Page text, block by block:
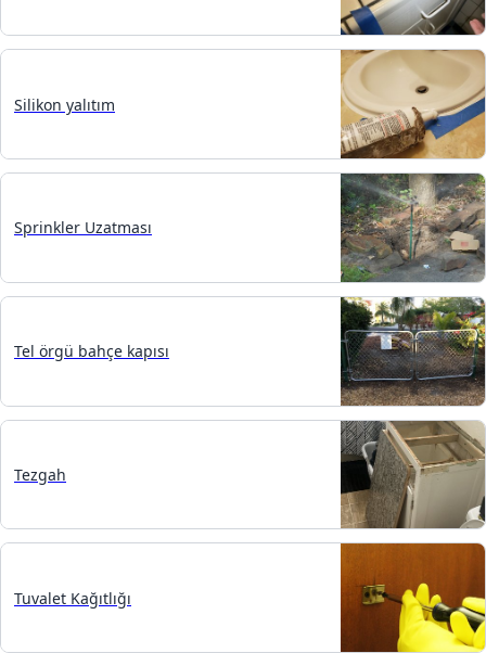
Silikon yalıtım
Sprinkler Uzatması
Tel örgü bahçe kapısı
Tezgah
Tuvalet Kağıtlığı